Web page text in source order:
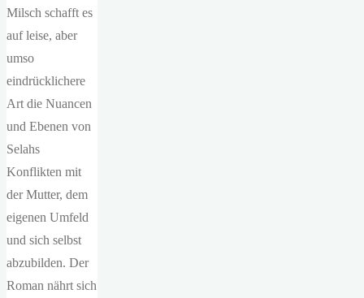
Milsch schafft es
auf leise, aber
umso
eindrücklichere
Art die Nuancen
und Ebenen von
Selahs
Konflikten mit
der Mutter, dem
eigenen Umfeld
und sich selbst
abzubilden. Der
Roman nährt sich